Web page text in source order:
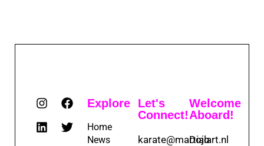
Explore
Home
News
Let's
Connect!
karate@martialart.nl
Welcome
Aboard!
Dojo